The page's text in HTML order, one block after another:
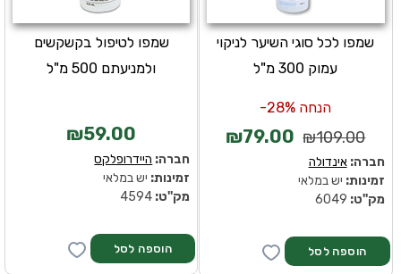
שמפו לטיפול בקשקשים
ולמניעתם 500 מ"ל
₪59.00
חברה: היידרופלקס
זמינות: יש במלאי
מק''ט:
שמפו לכל סוגי השיער לניקוי
עמוק 300 מ"ל
הנחה 28%-
₪109.00
₪79.00
חברה:אינדולה
זמינות: יש במלאי
מק''ט: